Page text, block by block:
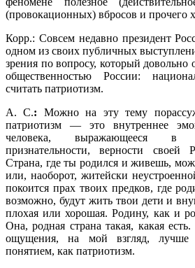
(провокационных) вбросов и прочего
Корр.: Совсем недавно президент
одном из своих публичных
зрения по вопросу, который довольно
общественностью России:
считать патриотизм.
А. С.: Можно на эту тему
патриотизм — это внутреннее
человека, выражающееся в
признательности, верности своей
Страна, где ты родился и живешь,
или, наоборот, житейски
покоится прах твоих предков, где
возможно, будут жить твои дети и
плохая или хорошая. Родину, как и
Она, родная страна такая, какая
ощущения, на мой взгляд, лучше
понятием, как патриотизм.